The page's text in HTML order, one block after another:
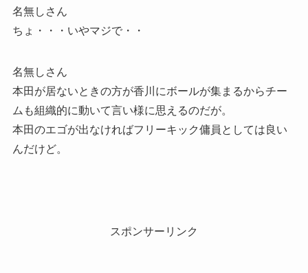
名無しさん
ちょ・・・いやマジで・・
名無しさん
本田が居ないときの方が香川にボールが集まるからチー
ムも組織的に動いて言い様に思えるのだが。
本田のエゴが出なければフリーキック傭員としては良い
んだけど。
スポンサーリンク